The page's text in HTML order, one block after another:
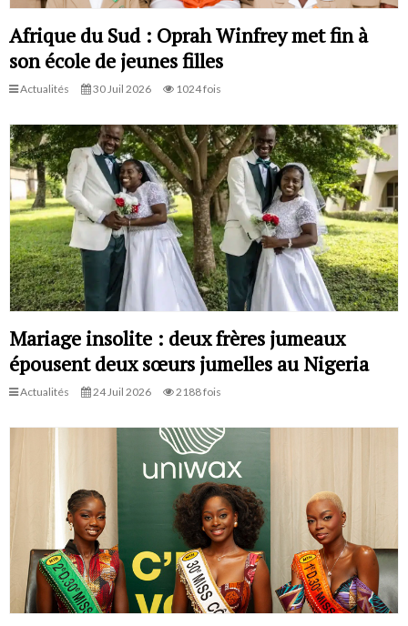
Afrique du Sud : Oprah Winfrey met fin à
son école de jeunes filles
Actualités 30 Juil 2026 1024 fois
Mariage insolite : deux frères jumeaux
épousent deux sœurs jumelles au Nigeria
Actualités 24 Juil 2026 2188 fois